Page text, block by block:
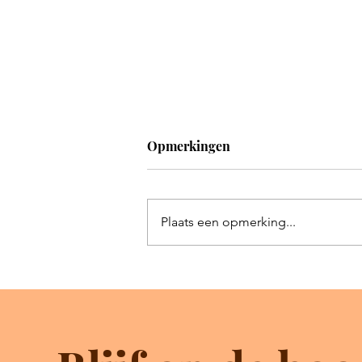
val.
Opmerkingen
Plaats een opmerking...